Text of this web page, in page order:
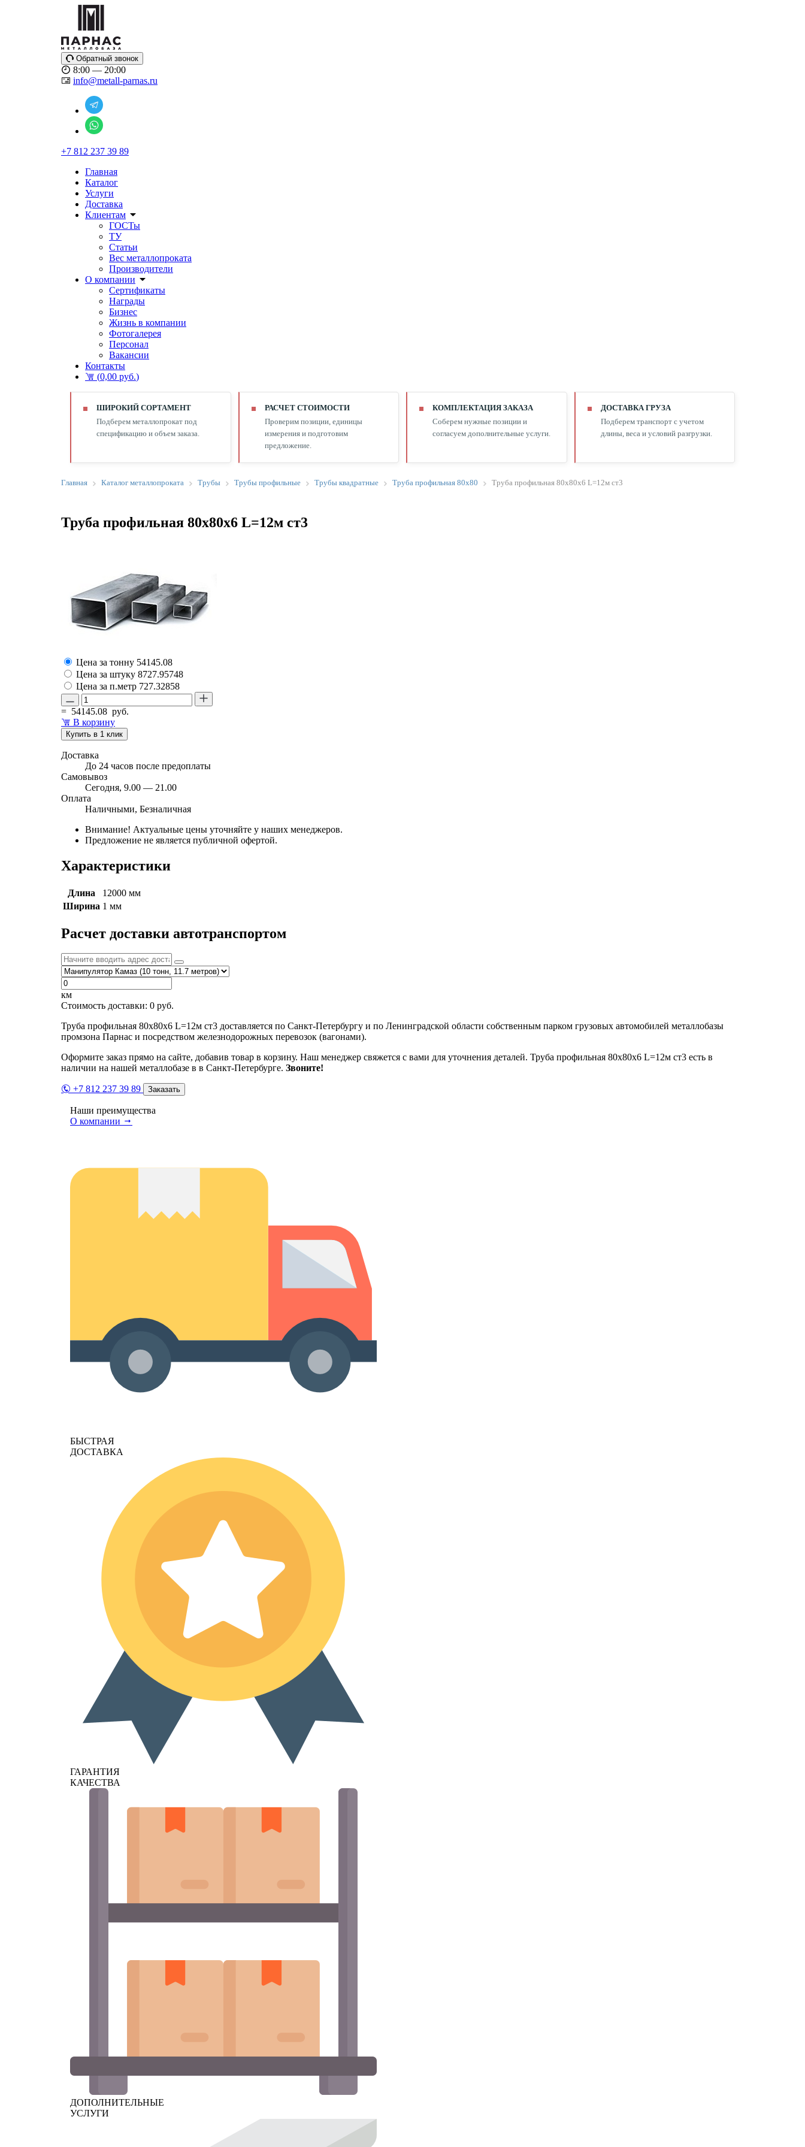
Обратный звонок
8:00 — 20:00
info@metall-parnas.ru
+7 812 237 39 89
Главная
Каталог
Услуги
Доставка
Клиентам
ГОСТы
ТУ
Статьи
Вес металлопроката
Производители
О компании
Сертификаты
Награды
Бизнес
Жизнь в компании
Фотогалерея
Персонал
Вакансии
Контакты
(0,00 руб.)
ШИРОКИЙ СОРТАМЕНТ
Подберем металлопрокат под
спецификацию и объем заказа.
РАСЧЕТ СТОИМОСТИ
Проверим позиции, единицы
измерения и подготовим
предложение.
КОМПЛЕКТАЦИЯ ЗАКАЗА
Соберем нужные позиции и
согласуем дополнительные услуги.
ДОСТАВКА ГРУЗА
Подберем транспорт с учетом
длины, веса и условий разгрузки.
Главная Каталог металлопроката Трубы Трубы профильные Трубы квадратные Труба профильная 80х80 Труба профильная 80х80х6 L=12м ст3
Труба профильная 80х80х6 L=12м ст3
Цена за тонну 54145.08
Цена за штуку 8727.95748
Цена за п.метр 727.32858
= 54145.08 руб.
В корзину
Купить в 1 клик
Доставка
До 24 часов после предоплаты
Самовывоз
Сегодня, 9.00 — 21.00
Оплата
Наличными, Безналичная
Внимание! Актуальные цены уточняйте у наших менеджеров.
Предложение не является публичной офертой.
Характеристики
Длина
12000 мм
Ширина 1 мм
Расчет доставки автотранспортом
км
Стоимость доставки: 0 руб.
Труба профильная 80х80х6 L=12м ст3 доставляется по Санкт-Петербургу и по Ленинградской области собственным парком грузовых автомобилей металлобазы
промзона Парнас и посредством железнодорожных перевозок (вагонами).
Оформите заказ прямо на сайте, добавив товар в корзину. Наш менеджер свяжется с вами для уточнения деталей. Труба профильная 80х80х6 L=12м ст3 есть в
наличии на нашей металлобазе в в Санкт-Петербурге. Звоните!
+7 812 237 39 89 Заказать
Наши преимущества
О компании
БЫСТРАЯ
ДОСТАВКА
ГАРАНТИЯ
КАЧЕСТВА
ДОПОЛНИТЕЛЬНЫЕ
УСЛУГИ